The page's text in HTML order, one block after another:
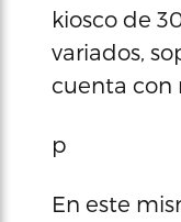
kiosco de
variados,
cuenta con
p
En este